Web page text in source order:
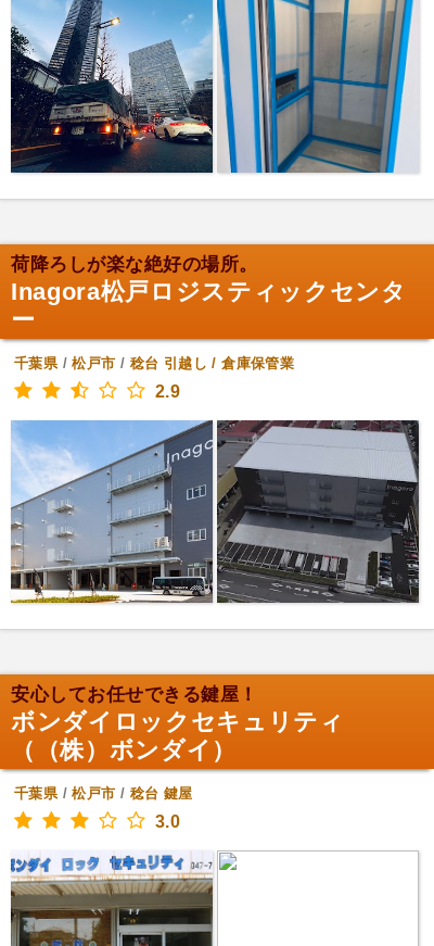
荷降ろしが楽な絶好の場所。
Inagora松戸ロジスティックセンタ
ー
千葉県/松戸市 / 稔台 引越し / 倉庫保管業
2.9
安心してお任せできる鍵屋！
ボンダイロックセキュリティ
（（株）ボンダイ）
千葉県/松戸市 / 稔台 鍵屋
3.0